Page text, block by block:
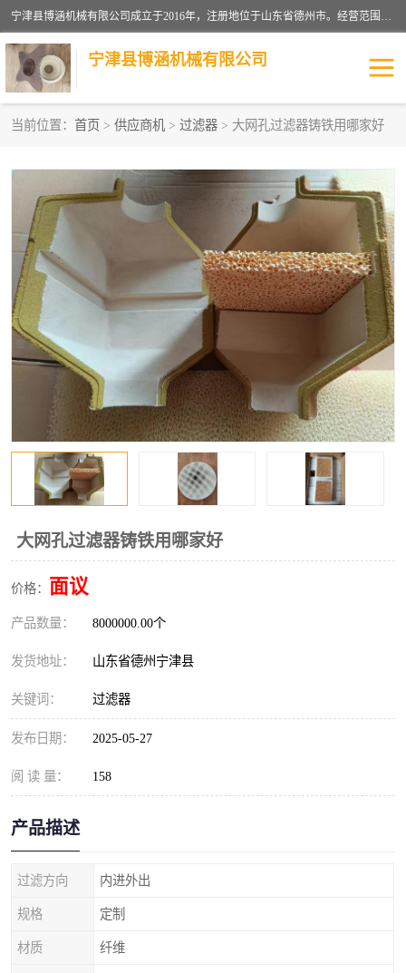
宁津县博涵机械有限公司成立于2016年，注册地位于山东省德州市。经营范围包括：机械设备研发、生产及销售，铸造用造型材料生产、销售，玻璃纤维及制品制造、销售，汽车零配件零售，机械零件、零部件加工，机械零件、零部件销售等；主要产品有：纤维过滤网,陶瓷过滤器,泡沫陶瓷过滤器,耐高温纤维过滤器,铸铁过滤器,铸铜过滤网,铸铝过滤网,铝轮毂过滤网,高效过滤网,高效陶瓷过滤网,高效纤维过滤网。
宁津县博涵机械有限公司
当前位置： 首页 > 供应商机 > 过滤器 > 大网孔过滤器铸铁用哪家好
大网孔过滤器铸铁用哪家好
价格： 面议
产品数量： 8000000.00个
发货地址： 山东省德州宁津县
关键词： 过滤器
发布日期： 2025-05-27
阅 读 量： 158
产品描述
过滤方向 内进外出
规格 定制
材质 纤维
纤维网 挡渣棉
挡渣网 避脏网